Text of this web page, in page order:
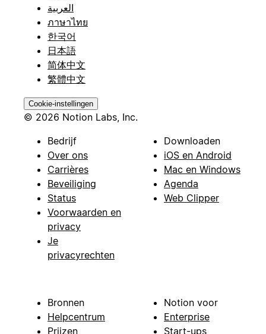
العربية
ภาษาไทย
한국어
日本語
简体中文
繁體中文
Cookie-instellingen
© 2026 Notion Labs, Inc.
Bedrijf
Over ons
Carrières
Beveiliging
Status
Voorwaarden en
privacy
Je
privacyrechten
Downloaden
iOS en Android
Mac en Windows
Agenda
Web Clipper
Bronnen
Helpcentrum
Prijzen
Notion voor
Enterprise
Start-ups